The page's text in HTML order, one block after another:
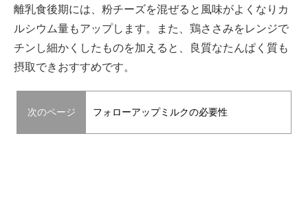
離乳食後期には、粉チーズを混ぜると風味がよくなりカ
ルシウム量もアップします。また、鶏ささみをレンジで
チンし細かくしたものを加えると、良質なたんぱく質も
摂取できおすすめです。
次のページ フォローアップミルクの必要性